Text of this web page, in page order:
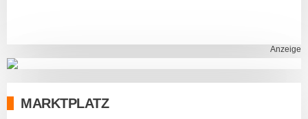
Anzeige
MARKTPLATZ